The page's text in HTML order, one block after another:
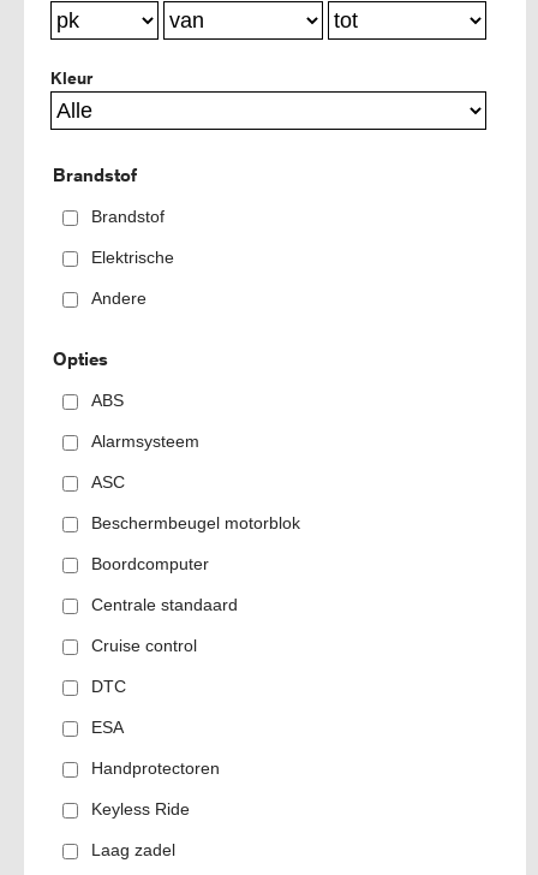
Kleur
Brandstof
Brandstof
Elektrische
Andere
Opties
ABS
Alarmsysteem
ASC
Beschermbeugel motorblok
Boordcomputer
Centrale standaard
Cruise control
DTC
ESA
Handprotectoren
Keyless Ride
Laag zadel